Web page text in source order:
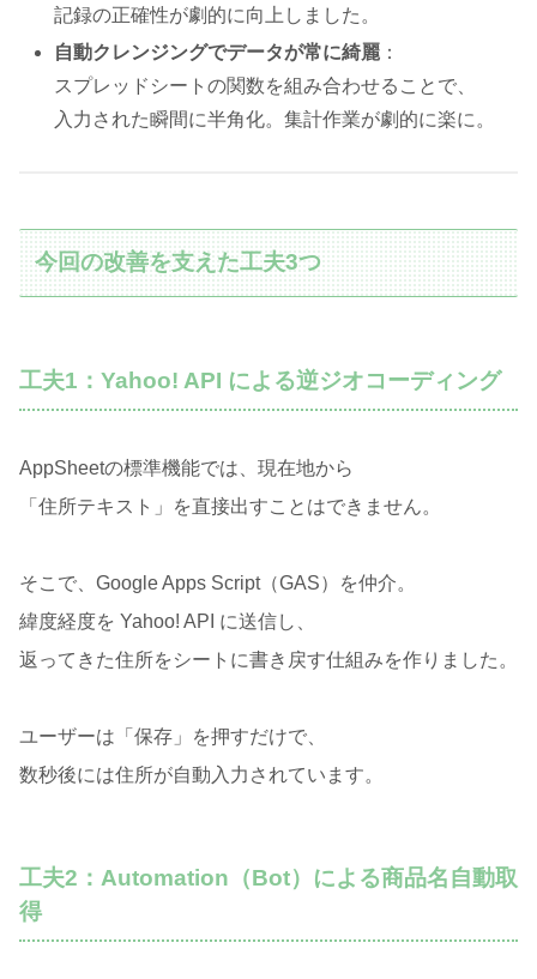
記録の正確性が劇的に向上しました。
自動クレンジングでデータが常に綺麗 ：
スプレッドシートの関数を組み合わせることで、
入力された瞬間に半角化。集計作業が劇的に楽に。
今回の改善を支えた工夫3つ
工夫1：Yahoo! API による逆ジオコーディング
AppSheetの標準機能では、現在地から
「住所テキスト」を直接出すことはできません。
そこで、Google Apps Script（GAS）を仲介。
緯度経度を Yahoo! API に送信し、
返ってきた住所をシートに書き戻す仕組みを作りました。
ユーザーは「保存」を押すだけで、
数秒後には住所が自動入力されています。
工夫2：Automation（Bot）による商品名自動取
得